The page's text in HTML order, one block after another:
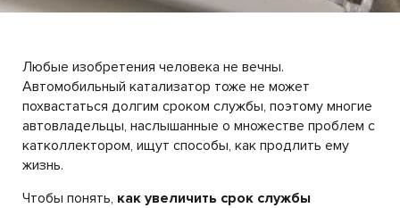
Любые изобретения человека не вечны.
Автомобильный катализатор тоже не может
похвастаться долгим сроком службы, поэтому многие
автовладельцы, наслышанные о множестве проблем с
катколлектором, ищут способы, как продлить ему
жизнь.
Чтобы понять, как увеличить срок службы